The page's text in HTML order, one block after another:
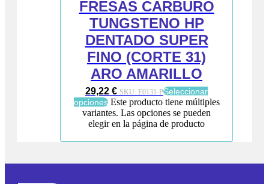
FRESAS CARBURO
TUNGSTENO HP
DENTADO SUPER
FINO (CORTE 31)
ARO AMARILLO
29,22 € SKU: E0131-PSeleccionar
opciones Este producto tiene múltiples
variantes. Las opciones se pueden
elegir en la página de producto